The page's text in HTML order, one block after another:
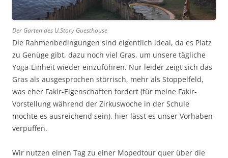
Der Garten des U.Story Guesthouse
Die Rahmenbedingungen sind eigentlich ideal, da es Platz
zu Genüge gibt, dazu noch viel Gras, um unsere tägliche
Yoga-Einheit wieder einzuführen. Nur leider zeigt sich das
Gras als ausgesprochen störrisch, mehr als Stoppelfeld,
was eher Fakir-Eigenschaften fordert (für meine Fakir-
Vorstellung während der Zirkuswoche in der Schule
mochte es ausreichend sein), hier lässt es unser Vorhaben
verpuffen.
Wir nutzen einen Tag zu einer Mopedtour quer über die